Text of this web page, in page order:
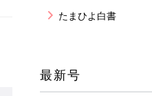
たまひよ白書
最新号